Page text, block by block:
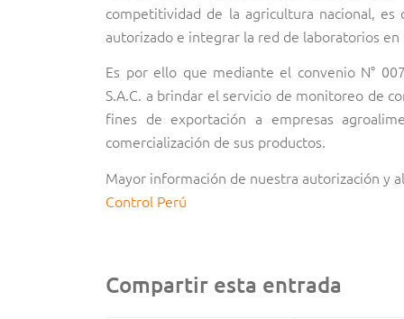
competitividad de la agricultura nacional,
autorizado e integrar la red de laboratorios
Es por ello que mediante el convenio N°
S.A.C. a brindar el servicio de monitoreo de
fines de exportación a empresas
comercialización de sus productos.
Mayor información de nuestra autorización y
Control Perú
Compartir esta entrada